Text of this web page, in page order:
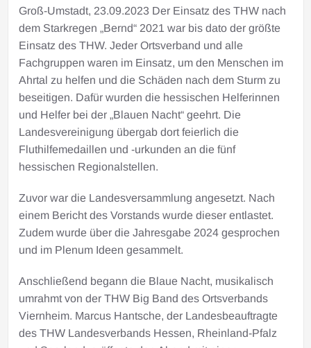
Groß-Umstadt, 23.09.2023 Der Einsatz des THW nach
dem Starkregen „Bernd“ 2021 war bis dato der größte
Einsatz des THW. Jeder Ortsverband und alle
Fachgruppen waren im Einsatz, um den Menschen im
Ahrtal zu helfen und die Schäden nach dem Sturm zu
beseitigen. Dafür wurden die hessischen Helferinnen
und Helfer bei der „Blauen Nacht“ geehrt. Die
Landesvereinigung übergab dort feierlich die
Fluthilfemedaillen und -urkunden an die fünf
hessischen Regionalstellen.
Zuvor war die Landesversammlung angesetzt. Nach
einem Bericht des Vorstands wurde dieser entlastet.
Zudem wurde über die Jahresgabe 2024 gesprochen
und im Plenum Ideen gesammelt.
Anschließend begann die Blaue Nacht, musikalisch
umrahmt von der THW Big Band des Ortsverbands
Viernheim. Marcus Hantsche, der Landesbeauftragte
des THW Landesverbands Hessen, Rheinland-Pfalz